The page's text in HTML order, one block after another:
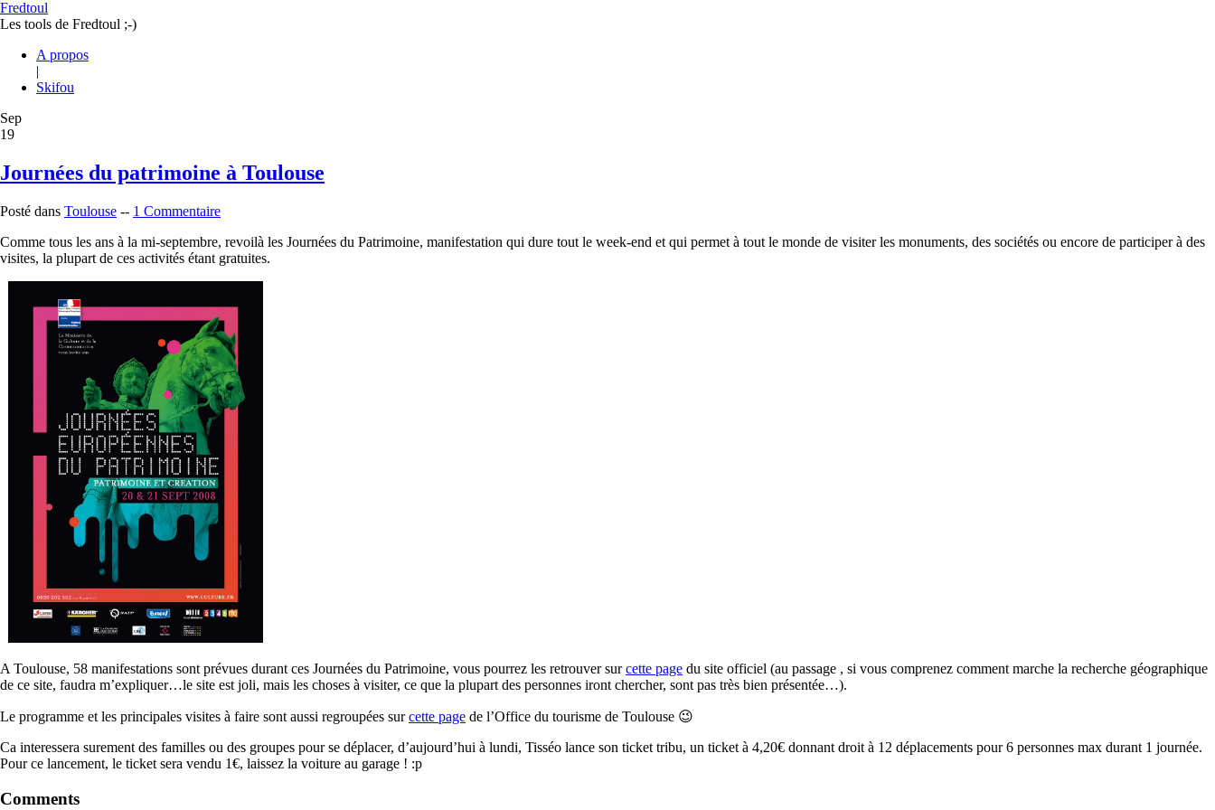
Fredtoul
Les tools de Fredtoul ;-)
A propos
|
Skifou
Sep
19
Journées du patrimoine à Toulouse
Posté dans Toulouse -- 1 Commentaire
Comme tous les ans à la mi-septembre, revoilà les Journées du Patrimoine, manifestation qui dure tout le week-end et qui permet à tout le monde de visiter les monuments, des sociétés ou encore de participer à des
visites, la plupart de ces activités étant gratuites.
A Toulouse, 58 manifestations sont prévues durant ces Journées du Patrimoine, vous pourrez les retrouver surcette page du site officiel (au passage , si vous comprenez comment marche la recherche géographique
de ce site, faudra m’expliquer…le site est joli, mais les choses à visiter, ce que la plupart des personnes iront chercher, sont pas très bien présentée…).
Le programme et les principales visites à faire sont aussi regroupées surcette page de l’Office du tourisme de Toulouse 😉
Ca interessera surement des familles ou des groupes pour se déplacer, d’aujourd’hui à lundi, Tisséo lance son ticket tribu, un ticket à 4,20€ donnant droit à 12 déplacements pour 6 personnes max durant 1 journée.
Pour ce lancement, le ticket sera vendu 1€, laissez la voiture au garage ! :p
Comments